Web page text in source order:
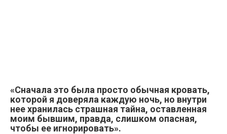
«Сначала это была просто обычная кровать,
которой я доверяла каждую ночь, но внутри
нее хранилась страшная тайна, оставленная
моим бывшим, правда, слишком опасная,
чтобы ее игнорировать».